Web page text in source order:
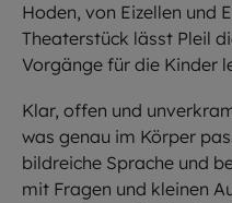
Hoden, von Eizellen und
Theaterstück lässt Pleil
Vorgänge für die Kinder
Klar, offen und
was genau im Körper
bildreiche Sprache und
mit Fragen und kleinen